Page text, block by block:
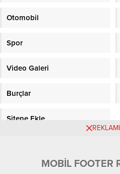
Otomobil
Spor
Video Galeri
Burçlar
Sitene Ekle
MOBİL FOOTER